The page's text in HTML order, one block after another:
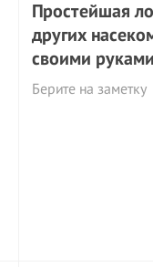
Простейшая
других
своими руками
Берите на заметку